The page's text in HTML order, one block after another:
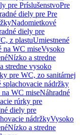
pre PríslušenstvoPre
diely pre Pre
Nadomietkové
diely pre
z plastuUmiestnené
na WC miseVysoko
Nízko a stredne
stredne vysoko
pre WC, zo sanitárnej
nádržky
na WC miseNáhradné
rúrky pre
diely pre
nádržkyVysoko
Nízko a stredne